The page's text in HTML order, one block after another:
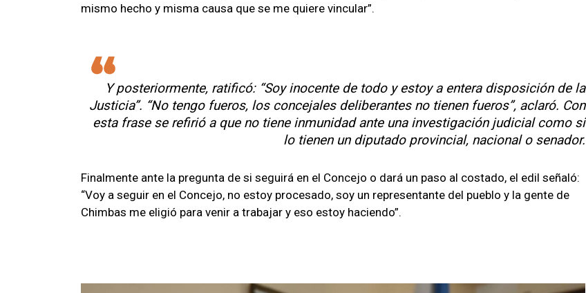
mismo hecho y misma causa que se me quiere vincular”.
Y posteriormente, ratificó: “Soy inocente de todo y estoy a entera disposición de la
Justicia”. “No tengo fueros, los concejales deliberantes no tienen fueros”, aclaró. Con
esta frase se refirió a que no tiene inmunidad ante una investigación judicial como si
lo tienen un diputado provincial, nacional o senador.
Finalmente ante la pregunta de si seguirá en el Concejo o dará un paso al costado, el edil señaló:
“Voy a seguir en el Concejo, no estoy procesado, soy un representante del pueblo y la gente de
Chimbas me eligió para venir a trabajar y eso estoy haciendo”.